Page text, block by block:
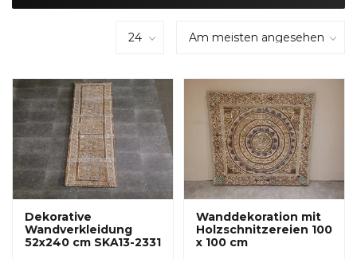
Dekorative
Wandverkleidung
52x240 cm SKA13-2331
Wanddekoration mit
Holzschnitzereien 100
x 100 cm